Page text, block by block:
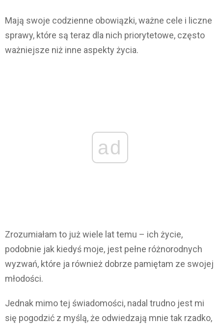
Mają swoje codzienne obowiązki, ważne cele i liczne
sprawy, które są teraz dla nich priorytetowe, często
ważniejsze niż inne aspekty życia.
ad
Zrozumiałam to już wiele lat temu – ich życie,
podobnie jak kiedyś moje, jest pełne różnorodnych
wyzwań, które ja również dobrze pamiętam ze swojej
młodości.
Jednak mimo tej świadomości, nadal trudno jest mi
się pogodzić z myślą, że odwiedzają mnie tak rzadko,